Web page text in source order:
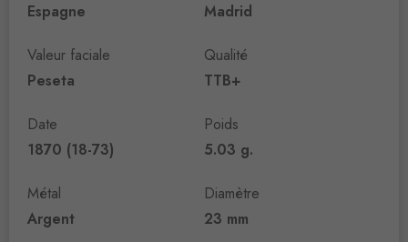
Espagne
Valeur faciale
Peseta
Date
1870 (18-73)
Métal
Argent
Madrid
Qualité
TTB+
Poids
5.03 g.
Diamètre
23 mm